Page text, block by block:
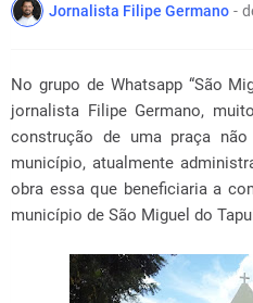
Jornalista Filipe Germano -
No grupo de Whatsapp “São
jornalista Filipe Germano,
construção de uma praça
município, atualmente
obra essa que beneficiaria a
município de São Miguel do